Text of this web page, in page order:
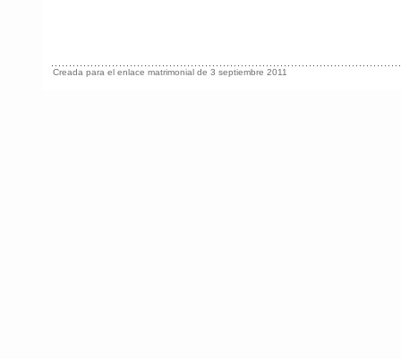
Creada para el enlace matrimonial de 3 septiembre 2011